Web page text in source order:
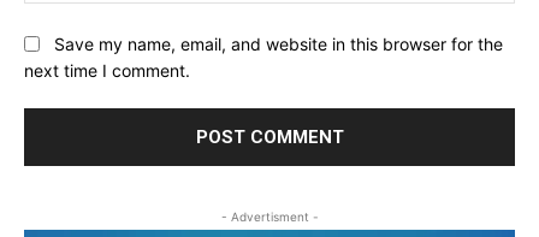
Save my name, email, and website in this browser for the
next time I comment.
- Advertisment -